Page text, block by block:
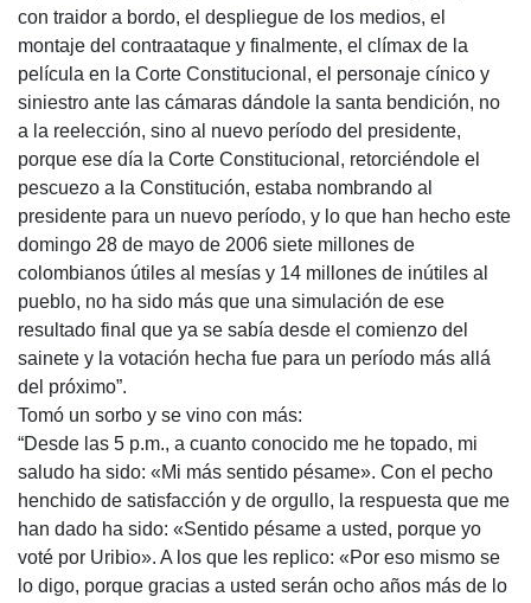
con traidor a bordo, el despliegue de los medios, el
montaje del contraataque y finalmente, el clímax de la
película en la Corte Constitucional, el personaje cínico y
siniestro ante las cámaras dándole la santa bendición, no
a la reelección, sino al nuevo período del presidente,
porque ese día la Corte Constitucional, retorciéndole el
pescuezo a la Constitución, estaba nombrando al
presidente para un nuevo período, y lo que han hecho este
domingo 28 de mayo de 2006 siete millones de
colombianos útiles al mesías y 14 millones de inútiles al
pueblo, no ha sido más que una simulación de ese
resultado final que ya se sabía desde el comienzo del
sainete y la votación hecha fue para un período más allá
del próximo”.
Tomó un sorbo y se vino con más:
“Desde las 5 p.m., a cuanto conocido me he topado, mi
saludo ha sido: «Mi más sentido pésame». Con el pecho
henchido de satisfacción y de orgullo, la respuesta que me
han dado ha sido: «Sentido pésame a usted, porque yo
voté por Uribio». A los que les replico: «Por eso mismo se
lo digo, porque gracias a usted serán ocho años más de lo